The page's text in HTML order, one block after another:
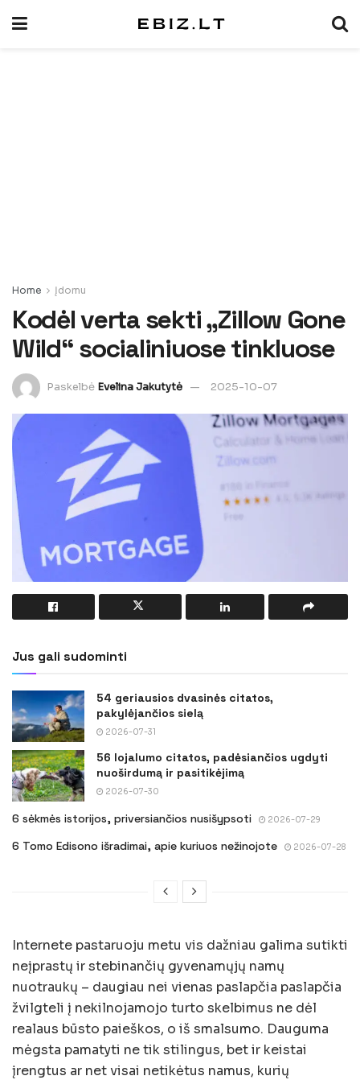
Home Įdomu
Kodėl verta sekti „Zillow Gone
Wild“ socialiniuose tinkluose
Paskelbė Evelina Jakutytė 2025-10-07
Jus gali sudominti
54 geriausios dvasinės citatos,
pakylėjančios sielą
2026-07-31
56 lojalumo citatos, padėsiančios ugdyti
nuoširdumą ir pasitikėjimą
2026-07-30
6 sėkmės istorijos, priversiančios nusišypsoti 2026-07-29
6 Tomo Edisono išradimai, apie kuriuos nežinojote 2026-07-28
Internete pastaruoju metu vis dažniau galima sutikti
neįprastų ir stebinančių gyvenamųjų namų
nuotraukų – daugiau nei vienas paslapčia paslapčia
žvilgteli į nekilnojamojo turto skelbimus ne dėl
realaus būsto paieškos, o iš smalsumo. Dauguma
mėgsta pamatyti ne tik stilingus, bet ir keistai
įrengtus ar net visai netikėtus namus, kurių